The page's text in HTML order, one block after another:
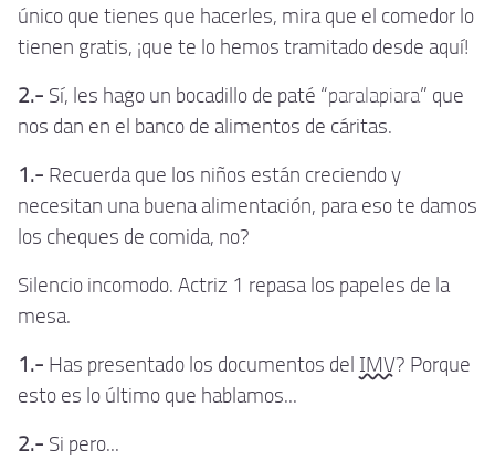
único que tienes que hacerles, mira que el comedor lo
tienen gratis, ¡que te lo hemos tramitado desde aquí!
2.- Sí, les hago un bocadillo de paté “paralapiara” que
nos dan en el banco de alimentos de cáritas.
1.- Recuerda que los niños están creciendo y
necesitan una buena alimentación, para eso te damos
los cheques de comida, no?
Silencio incomodo. Actriz 1 repasa los papeles de la
mesa.
1.- Has presentado los documentos del IMV? Porque
esto es lo último que hablamos...
2.- Si pero...